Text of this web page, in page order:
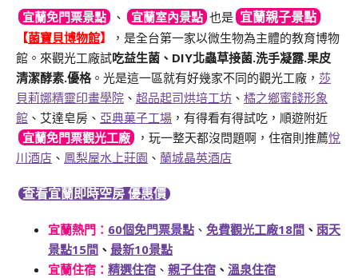
宜蘭免門票景點 、 宜蘭室內景點 也是 宜蘭親子景點
【菌寶貝博物館】
，是全台第一家以微生物為主體的教育博物
館。來觀光工廠試吃益生菌、DIY北蟲草接菌.洗手凝露.果皮
清潔酵素.優格。光是這一區就有好幾家不同的觀光工廠， 莎
貝莉娜精靈印畫學院 、 超品起司烘培工坊 、 橘之鄉蜜餞形象
館 、艾達皂房、 亞典菓子工場 ，有得看有得試吃，順遊附近
宜蘭免門票觀光工廠
，玩一整天都沒問題啊，住宿則推薦悅
川酒店 、 鳳梨屋水上莊園 、 蘭城晶英酒店
查看宜蘭即時空房 優惠價
宜蘭熱門 ： 60個免門票景點 、 免費觀光工廠18間 、 雨天
景點15間 、 最新10景點
宜蘭住宿： 精選住宿 、 親子住宿 、 溫泉住宿